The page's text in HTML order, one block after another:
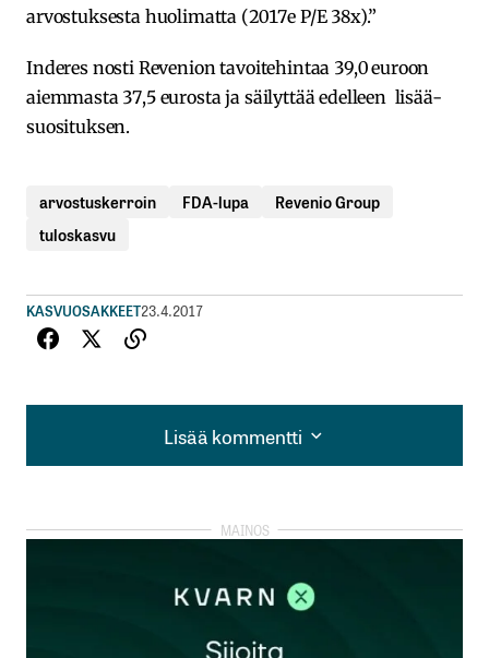
arvostuksesta huolimatta (2017e P/E 38x).”
Inderes nosti Revenion tavoitehintaa 39,0 euroon
aiemmasta 37,5 eurosta ja säilyttää edelleen lisää-
suosituksen.
arvostuskerroin FDA-lupa
Revenio Group
tuloskasvu
KASVUOSAKKEET23.4.2017
Lisää kommentti
Lisää kommentti
kirjautua
rekisteröityä